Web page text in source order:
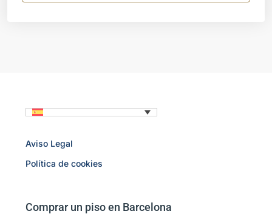
Aviso Legal
Política de cookies
Comprar un piso en Barcelona